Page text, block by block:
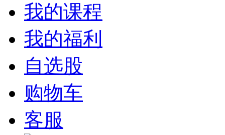
我的课程
我的福利
自选股
购物车
客服